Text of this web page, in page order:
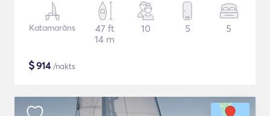
Katamarāns
47 ft
14 m
10 5 5
$914/nakts